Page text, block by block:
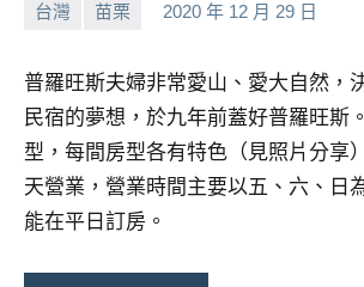
台灣 苗栗 2020 年 12 月 29 日
小
No
普羅旺斯夫婦非常愛山、愛大自然，
民宿的夢想，於九年前蓋好普羅旺斯
型，每間房型各有特色（見照片分享
天營業，營業時間主要以五、六、日
能在平日訂房。